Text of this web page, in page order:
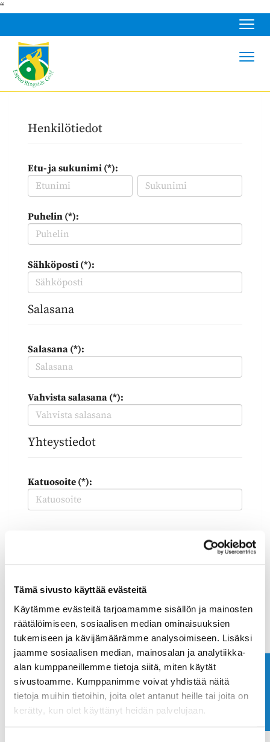
Tämä sivusto käyttää evästeitä
Käytämme evästeitä tarjoamamme sisällön ja mainosten
räätälöimiseen, sosiaalisen median ominaisuuksien
tukemiseen ja kävijämäärämme analysoimiseen. Lisäksi
jaamme sosiaalisen median, mainosalan ja analytiikka-
alan kumppaneillemme tietoja siitä, miten käytät
sivustoamme. Kumppanimme voivat yhdistää näitä
tietoja muihin tietoihin, joita olet antanut heille tai joita on
kerätty, kun olet käyttänyt heidän palvelujaan.
“
Henkilötiedot
Etu- ja sukunimi (*):
Puhelin (*):
Sähköposti (*):
Salasana
Salasana (*):
Vahvista salasana (*):
Yhteystiedot
Katuosoite (*):
Suomi
Golf jäsenyys
Valitse seura:
Jäsennumero: